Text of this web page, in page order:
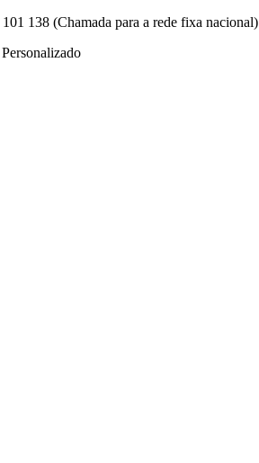
138 (Chamada para a rede fixa nacional)